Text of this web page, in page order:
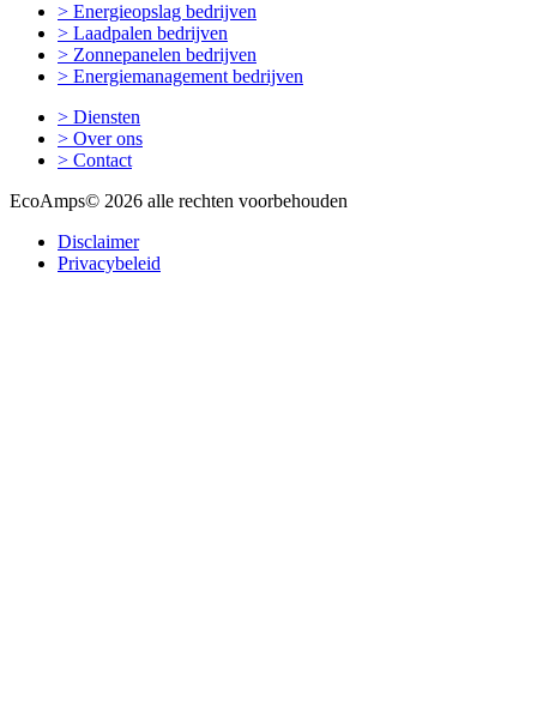
> Energieopslag bedrijven
> Laadpalen bedrijven
> Zonnepanelen bedrijven
> Energiemanagement bedrijven
> Diensten
> Over ons
> Contact
EcoAmps© 2026 alle rechten voorbehouden
Disclaimer
Privacybeleid